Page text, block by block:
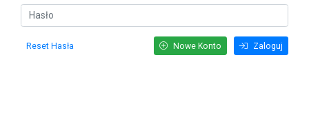
Zaloguj
Nowe Konto
Reset Hasła